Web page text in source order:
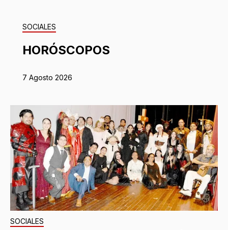
SOCIALES
HORÓSCOPOS
7 Agosto 2026
SOCIALES